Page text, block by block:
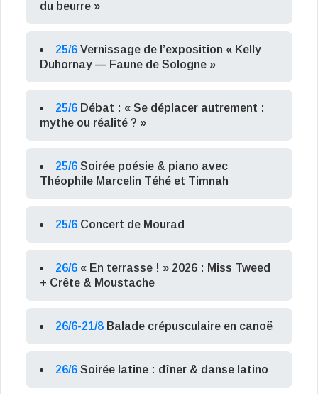
du beurre »
25/6 Vernissage de l’exposition « Kelly
Duhornay — Faune de Sologne »
25/6 Débat : « Se déplacer autrement :
mythe ou réalité ? »
25/6 Soirée poésie & piano avec
Théophile Marcelin Téhé et Timnah
25/6 Concert de Mourad
26/6 « En terrasse ! » 2026 : Miss Tweed
+ Crête & Moustache
26/6-21/8 Balade crépusculaire en canoë
26/6 Soirée latine : dîner & danse latino